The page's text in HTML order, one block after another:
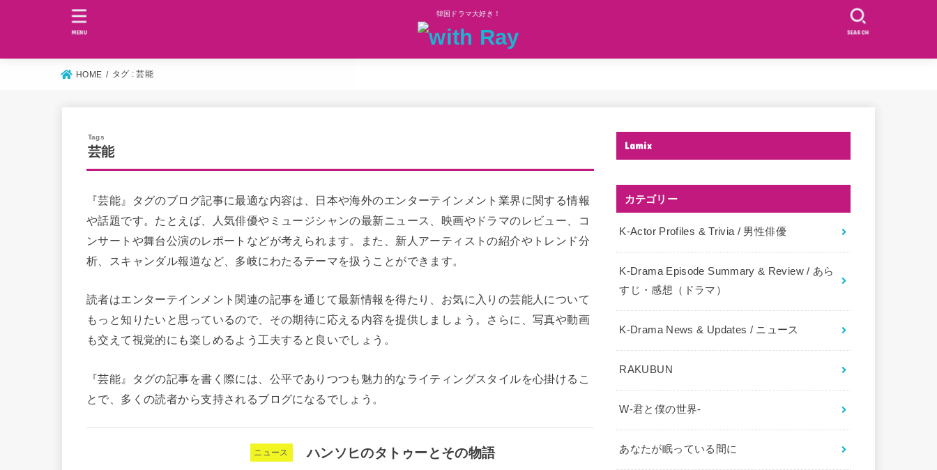
韓国ドラマ大好き！
SEARCH
MENU
HOME タグ : 芸能
芸能
『芸能』タグのブログ記事に最適な内容は、日本や海外のエンターテインメント業界に関する情報
や話題です。たとえば、人気俳優やミュージシャンの最新ニュース、映画やドラマのレビュー、コ
ンサートや舞台公演のレポートなどが考えられます。また、新人アーティストの紹介やトレンド分
析、スキャンダル報道など、多岐にわたるテーマを扱うことができます。
読者はエンターテインメント関連の記事を通じて最新情報を得たり、お気に入りの芸能人について
もっと知りたいと思っているので、その期待に応える内容を提供しましょう。さらに、写真や動画
も交えて視覚的にも楽しめるよう工夫すると良いでしょう。
『芸能』タグの記事を書く際には、公平でありつつも魅力的なライティングスタイルを心掛けるこ
とで、多くの読者から支持されるブログになるでしょう。
ニュース ハンソヒのタトゥーとその物語
Lamix
カテゴリー
K-Actor Profiles & Trivia / 男性俳優
K-Drama Episode Summary & Review / あら
すじ・感想（ドラマ）
K-Drama News & Updates / ニュース
RAKUBUN
W-君と僕の世界-
あなたが眠っている間に